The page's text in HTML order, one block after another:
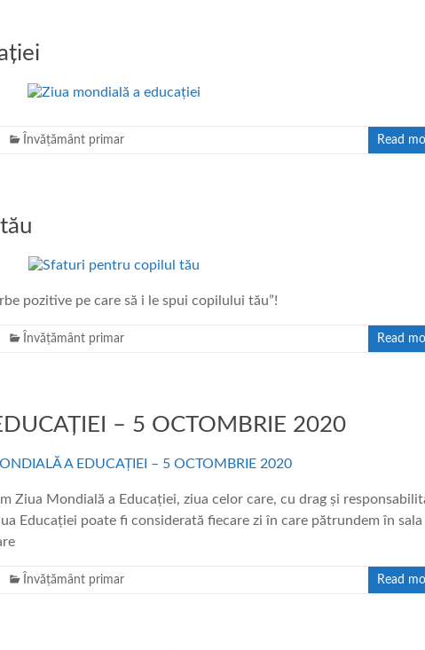
Învățământ primar Read
pozitive pe care să i le spui copilului tău”!
Învățământ primar Read
– 5 OCTOMBRIE 2020
Ziua Mondială a Educației, ziua celor care, cu drag și
Educației poate fi considerată fiecare zi în care pătrundem în sala
Învățământ primar Read